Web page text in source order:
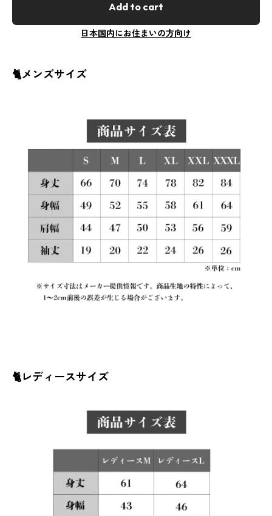
Add to cart
日本国内にお住まいの方向け
🐈メンズサイズ
🐈レディースサイズ